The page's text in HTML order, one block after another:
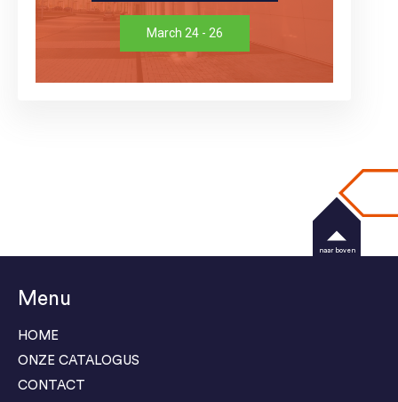
March 24 - 26
Menu
HOME
ONZE CATALOGUS
CONTACT
naar boven